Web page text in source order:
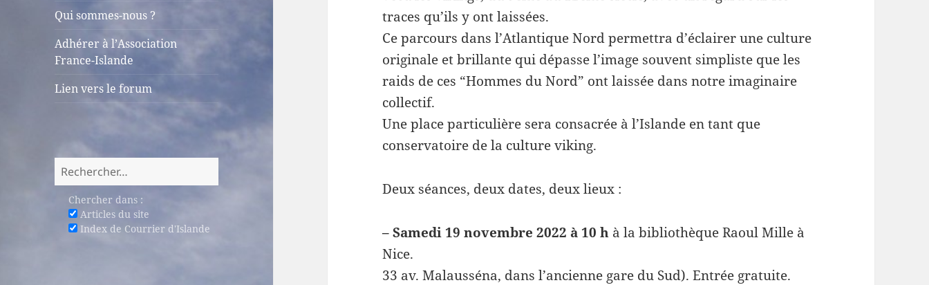
menu
Qui sommes-nous ?
Adhérer à l’Association
France-Islande
Lien vers le forum
Rechercher :
Chercher dans :
Articles du site
Index de Courrier d'Islande
traces qu’ils y ont laissées.
Ce parcours dans l’Atlantique Nord permettra d’éclairer une culture
originale et brillante qui dépasse l’image souvent simpliste que les
raids de ces “Hommes du Nord” ont laissée dans notre imaginaire
collectif.
Une place particulière sera consacrée à l’Islande en tant que
conservatoire de la culture viking.
Deux séances, deux dates, deux lieux :
– Samedi 19 novembre 2022 à 10 h à la bibliothèque Raoul Mille à
Nice.
33 av. Malausséna, dans l’ancienne gare du Sud). Entrée gratuite.